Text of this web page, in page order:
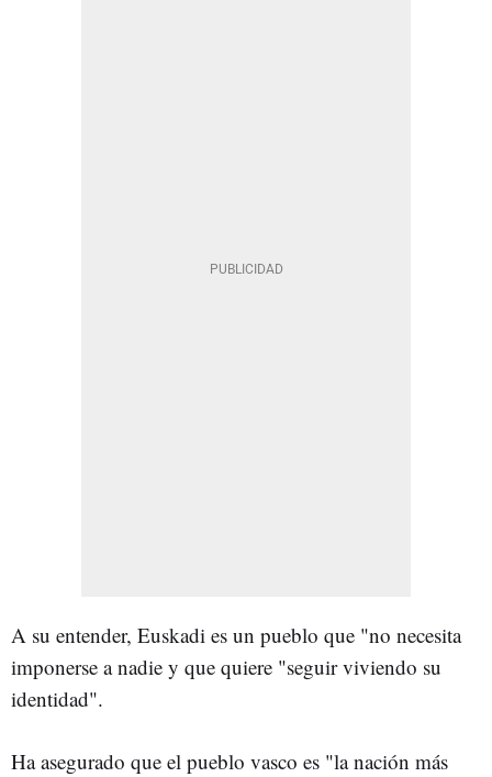
A su entender, Euskadi es un pueblo que "no necesita
imponerse a nadie y que quiere "seguir viviendo su
identidad".
Ha asegurado que el pueblo vasco es "la nación más